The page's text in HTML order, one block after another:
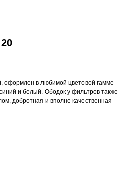
оформлен в любимой цветовой гамме
и белый. Ободок у фильтров также
добротная и вполне качественная